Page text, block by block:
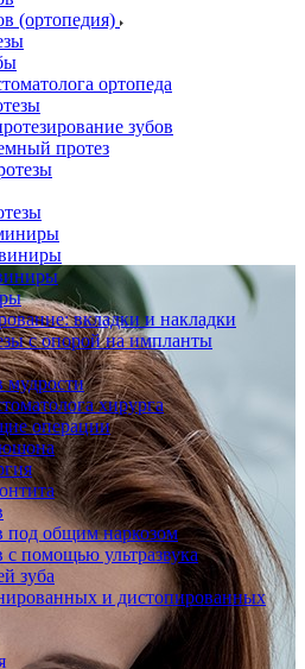
(ортопедия)
ортопеда
зубов
протез
вкладки и накладки
с опорой на импланты
мудрости
хирурга
операции
под общим наркозом
с помощью ультразвука
зуба
и дистопированных